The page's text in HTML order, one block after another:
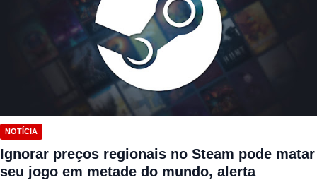
NOTÍCIA
Ignorar preços regionais no Steam pode matar
seu jogo em metade do mundo, alerta